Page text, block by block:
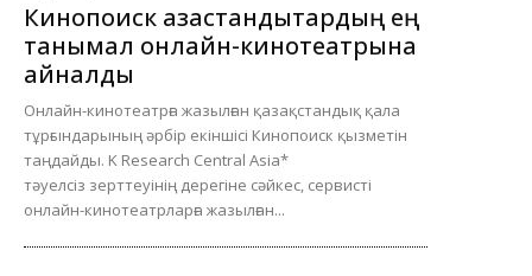
Кинопоиск қазақстандықтардың ең
танымал онлайн-кинотеатрына
айналды
Онлайн-кинотеатрға жазылған қазақстандық қала
тұрғындарының әрбір екіншісі Кинопоиск қызметін
таңдайды. K Research Central Asia*
тәуелсіз зерттеуінің дерегіне сәйкес, сервисті
онлайн-кинотеатрларға жазылған...